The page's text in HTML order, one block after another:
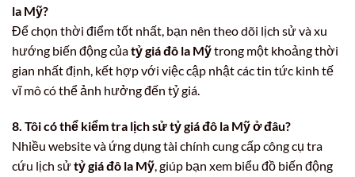
la Mỹ?
Để chọn thời điểm tốt nhất, bạn nên theo dõi lịch sử và xu
hướng biến động củatỷ giá đô la Mỹtrong một khoảng thời
gian nhất định, kết hợp với việc cập nhật các tin tức kinh tế
vĩ mô có thể ảnh hưởng đến tỷ giá.
8. Tôi có thể kiểm tra lịch sử tỷ giá đô la Mỹ ở đâu?
Nhiều website và ứng dụng tài chính cung cấp công cụ tra
cứu lịch sửtỷ giá đô la Mỹ, giúp bạn xem biểu đồ biến động